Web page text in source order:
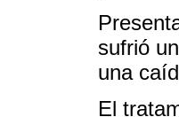
sufrió
una
El